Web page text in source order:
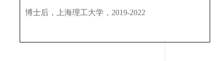
博士后，上海理工大学， 2019-2022